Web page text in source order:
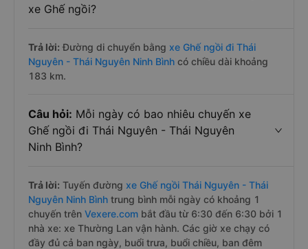
xe Ghế ngồi?
Trả lời: Đường di chuyển bằng xe Ghế ngồi đi Thái
Nguyên - Thái Nguyên Ninh Bình có chiều dài khoảng
183 km.
Câu hỏi: Mỗi ngày có bao nhiêu chuyến xe
Ghế ngồi đi Thái Nguyên - Thái Nguyên
Ninh Bình?
Trả lời: Tuyến đường xe Ghế ngồi Thái Nguyên - Thái
Nguyên Ninh Bình trung bình mỗi ngày có khoảng 1
chuyến trên Vexere.com bắt đầu từ 6:30 đến 6:30 bởi 1
nhà xe: xe Thường Lan vận hành. Các giờ xe chạy có
đầy đủ cả ban ngày, buổi trưa, buổi chiều, ban đêm